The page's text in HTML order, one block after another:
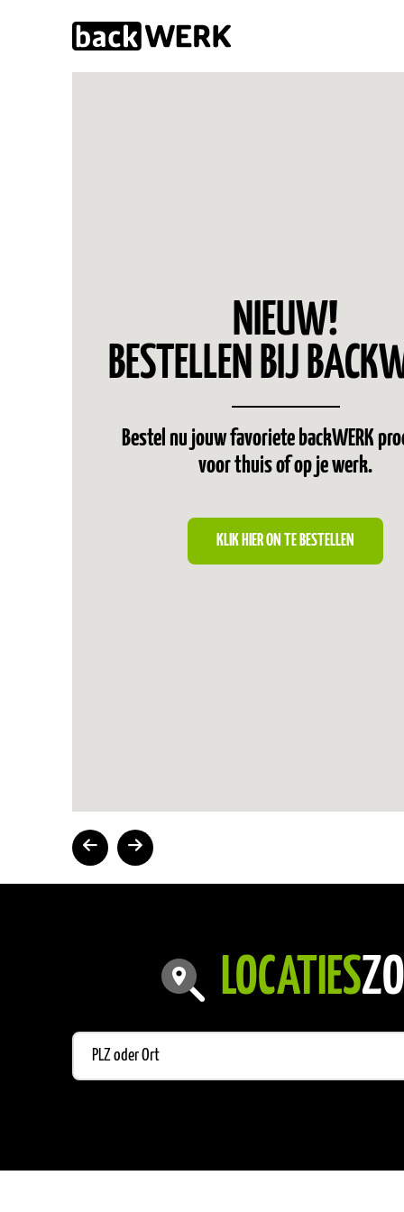
NIEUW!
BESTELLEN BIJ
Bestel nu jouw favoriete backWERK
voor thuis of op je werk.
KLIK HIER ON TE BESTELLEN
LOCATIES